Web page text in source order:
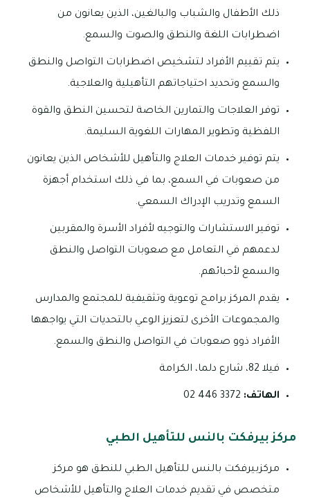
ذلك الأطفال والشباب والبالغين، الذين يعانون من
اضطرابات اللغة والنطق والصوت والسمع.
يتم تقييم الأفراد لتشخيص اضطرابات التواصل والنطق
والسمع وتحديد احتياجاتهم التأهيلية والعلاجية.
توفر العلاجات والتمارين الخاصة لتحسين النطق والقوة
اللفظية وتطوير المهارات اللغوية السليمة.
يتم توفير خدمات العلاج والتأهيل للأشخاص الذين يعانون
من صعوبات في السمع، بما في ذلك استخدام أجهزة
السمع وتدريب الإدراك السمعي.
توفير الاستشارات والتوجيه لأفراد الأسرة والمقربين
لدعمهم في التعامل مع صعوبات التواصل والنطق
والسمع لأحبائهم.
يقدم المركز برامج توعوية وتثقيفية للمجتمع والمدارس
والمجموعات الأخرى لتعزيز الوعي بالتحديات التي يواجهها
الأفراد ذوو صعوبات في التواصل والنطق والسمع.
فيلا 82، شارع دلما، الكرامة
الهاتف:
مركز بيرفكت بالنس للتأهيل الطبي
مركزبيرفكت بالنس للتأهيل الطبي للنطق هو مركز
متخصص في تقديم خدمات العلاج والتأهيل للأشخاص